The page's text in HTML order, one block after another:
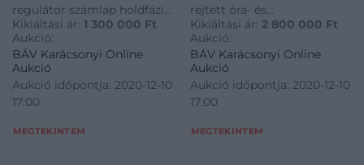
regulátor számlap holdfázis
kijelzéssel, zafír kristályüveg
30 méterig vízálló tok,
automata 43 köves
darabos limitál kiadás,
világ els
Kikiáltási ár: 1 300 000 Ft
Aukció:
BÁV Karácsonyi Online
Aukció
Aukció időpontja: 2020-12-10
17:00
MEGTEKINTEM
rejtett óra- és
percmutatókkal,
aranyszámlap vésett
díszítéssel és briliáns
1,6ct (M,H-S, Vs-P1), számlap
csiszolatlan oktaéd
Kikiáltási ár: 2 800 000 Ft
Aukció:
BÁV Karácsonyi Online
Aukció
Aukció időpontja: 2020-12-10
17:00
MEGTEKINTEM